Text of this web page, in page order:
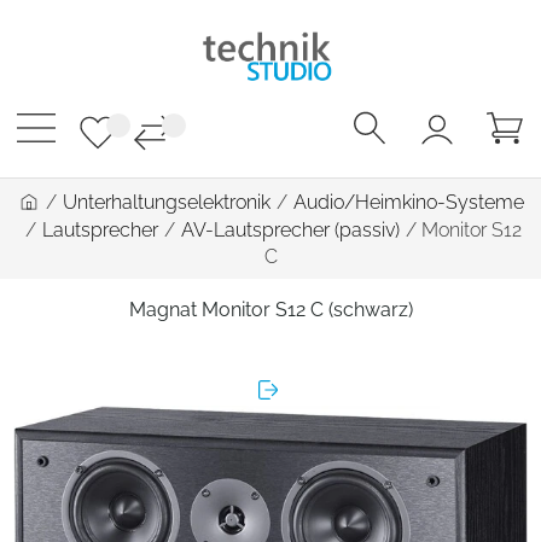
/ Unterhaltungselektronik / Audio/Heimkino-Systeme
/ Lautsprecher/ AV-Lautsprecher (passiv) / Monitor S12
C
Magnat Monitor S12 C (schwarz)